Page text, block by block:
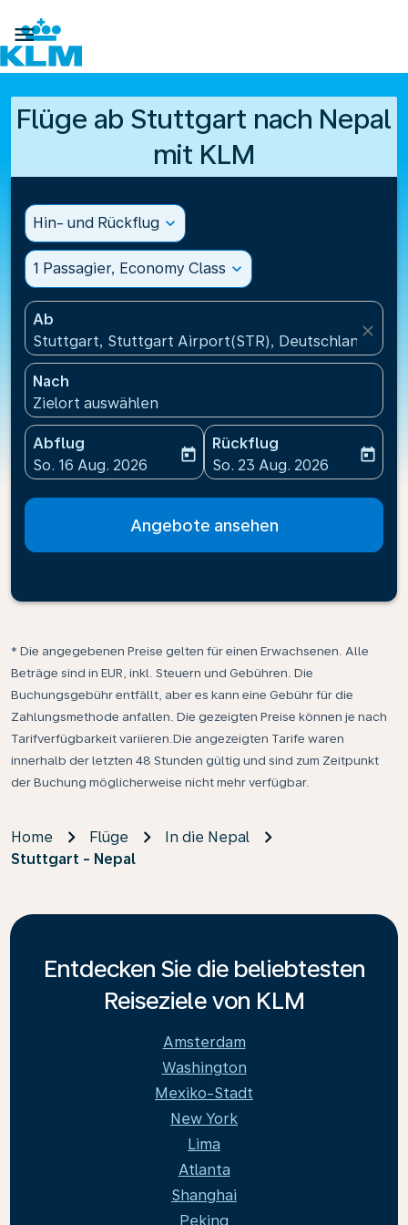

Flüge ab Stuttgart nach Nepal
mit KLM
Hin- und Rückflug expand_more
1 Passagier, Economy Class expand_more
Ab
Stuttgart, Stuttgart Airport(STR), Deutschland
close
Nach
Zielort auswählen
Abflug
fc-booking-departure-date-aria-label
So. 16 Aug. 2026
today
Rückflug
fc-booking-return-date-
So. 23 Aug. 2026
today
Angebote ansehen
* Die angegebenen Preise gelten für einen Erwachsenen. Alle
Beträge sind in EUR, inkl. Steuern und Gebühren. Die
Buchungsgebühr entfällt, aber es kann eine Gebühr für die
Zahlungsmethode anfallen. Die gezeigten Preise können je nach
Tarifverfügbarkeit variieren.Die angezeigten Tarife waren
innerhalb der letzten 48 Stunden gültig und sind zum Zeitpunkt
der Buchung möglicherweise nicht mehr verfügbar.
Home Flüge
In die Nepal
Stuttgart - Nepal
Entdecken Sie die beliebtesten
Reiseziele von KLM
Amsterdam
Washington
Mexiko-Stadt
New York
Lima
Atlanta
Shanghai
Peking